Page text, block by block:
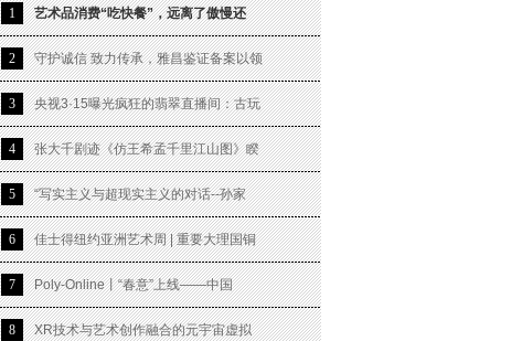
1 艺术品消费“吃快餐”，远离了傲慢还
2 守护诚信 致力传承，雅昌鉴证备案以领
3 央视3·15曝光疯狂的翡翠直播间：古玩
4 张大千剧迹《仿王希孟千里江山图》睽
5 “写实主义与超现实主义的对话--孙家
6 佳士得纽约亚洲艺术周 | 重要大理国铜
7 Poly-Online丨“春意”上线——中国
8 XR技术与艺术创作融合的元宇宙虚拟